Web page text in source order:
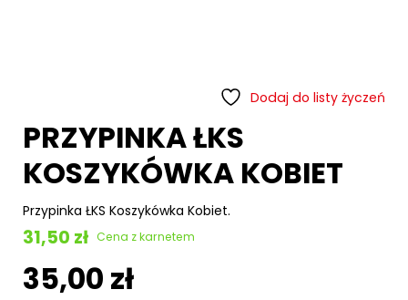
Kontakt
Informacje
Dodaj do listy życzeń
PRZYPINKA ŁKS
KOSZYKÓWKA KOBIET
Przypinka ŁKS Koszykówka Kobiet.
31,50 zł Cena z karnetem
35,00 zł